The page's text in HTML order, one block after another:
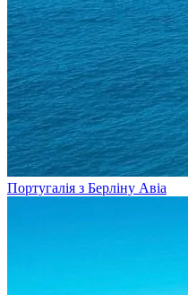
Португалія з Берліну Авіа